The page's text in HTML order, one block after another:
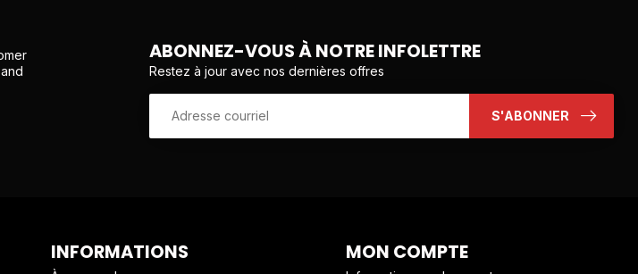
ABONNEZ-VOUS À NOTRE INFOLETTRE
Restez à jour avec nos dernières offres
S'ABONNER
INFORMATIONS MON COMPTE